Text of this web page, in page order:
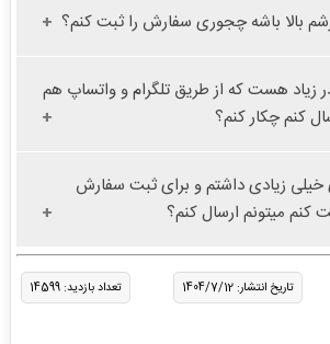
بالا باشه چجوری سفارش را ثبت کنم؟
زیاد هست که از طریق تلگرام و واتساپ هم
کنم چکار کنم؟
خیلی زیادی داشتم و برای ثبت سفارش
کنم میتونم ارسال کنم؟
تاریخ انتشار: 1404/7/12
تعداد بازدید: 14599